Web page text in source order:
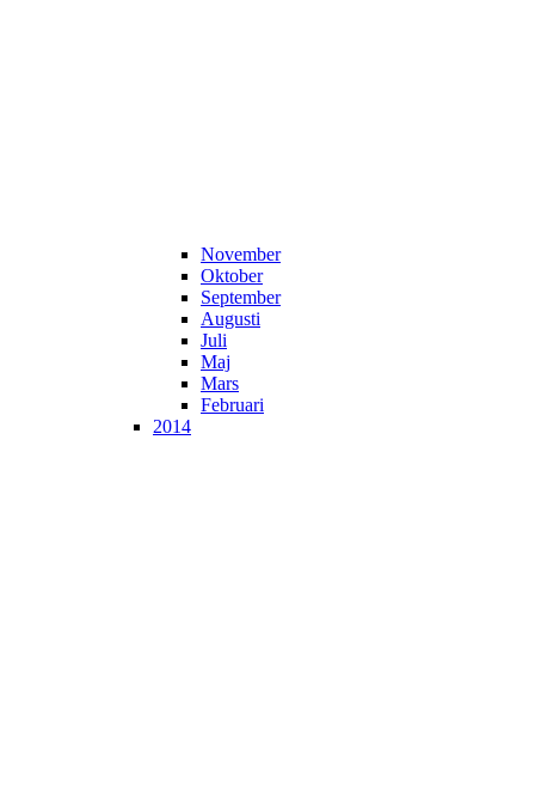
November
Oktober
September
Augusti
Juli
Maj
Mars
Februari
2014